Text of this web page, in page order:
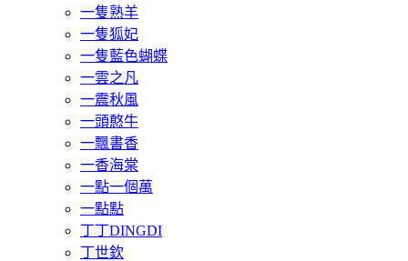
一隻熟羊
一隻狐妃
一隻藍色蝴蝶
一雲之凡
一震秋風
一頭憨牛
一飄書香
一香海棠
一點一個萬
一點點
丁丁DINGDI
丁世欽